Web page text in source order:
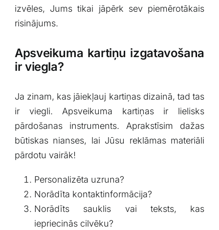
izvēles, Jums tikai jāpērk sev piemērotākais
risinājums.
Apsveikuma kartiņu izgatavošana
ir viegla?
Ja zinam, kas jāiekļauj kartiņas dizainā, tad tas
ir viegli. Apsveikuma kartiņas ir lielisks
pārdošanas instruments. Aprakstīsim dažas
būtiskas nianses, lai Jūsu reklāmas materiāli
pārdotu vairāk!
Personalizēta uzruna?
Norādīta kontaktinformācija?
Norādīts sauklis vai teksts, kas
iepriecinās cilvēku?